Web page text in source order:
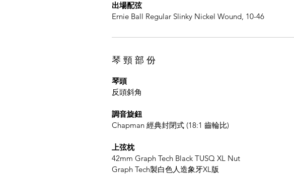
出場配弦
Ernie Ball Regular Slinky Nickel Wound, 10-46
琴 頸 部 份
琴頭
反頭斜角
調音旋鈕
Chapman 經典封閉式 (18:1 齒輪比)
上弦枕
42mm Graph Tech Black TUSQ XL Nut
Graph Tech製白色人造象牙XL版